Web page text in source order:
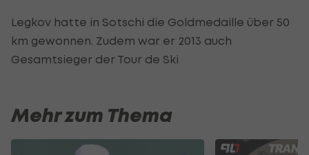
Legkov hatte in Sotschi die Goldmedaille über 50
km gewonnen. Zudem war er 2013 auch
Gesamtsieger der Tour de Ski
Mehr zum Thema